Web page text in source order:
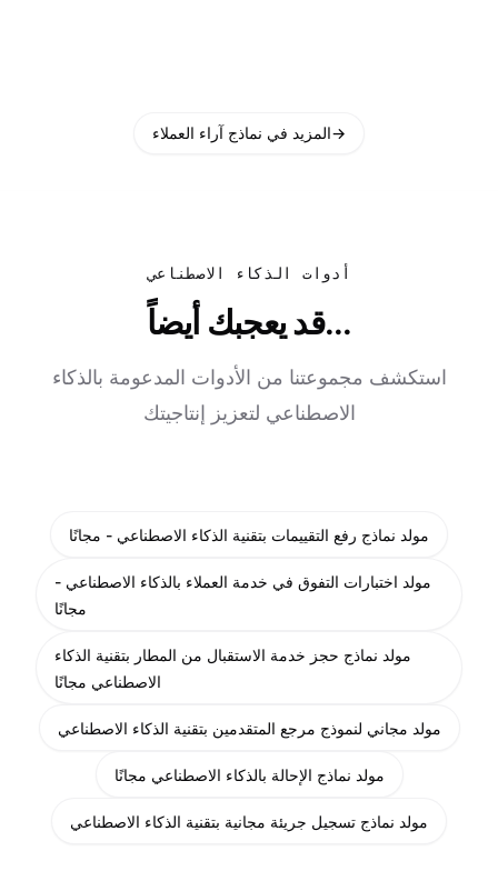
المزيد في نماذج آراء العملاء→
أدوات الذكاء الاصطناعي
قد يعجبك أيضاً...
استكشف مجموعتنا من الأدوات المدعومة بالذكاء
الاصطناعي لتعزيز إنتاجيتك
مولد نماذج رفع التقييمات بتقنية الذكاء الاصطناعي - مجانًا
مولد اختبارات التفوق في خدمة العملاء بالذكاء الاصطناعي -
مجانًا
مولد نماذج حجز خدمة الاستقبال من المطار بتقنية الذكاء
الاصطناعي مجانًا
مولد مجاني لنموذج مرجع المتقدمين بتقنية الذكاء الاصطناعي
مولد نماذج الإحالة بالذكاء الاصطناعي مجانًا
مولد نماذج تسجيل جريئة مجانية بتقنية الذكاء الاصطناعي